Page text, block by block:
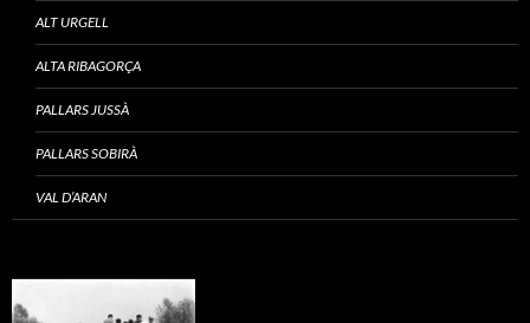
ALT URGELL
ALTA RIBAGORÇA
PALLARS JUSSÀ
PALLARS SOBIRÀ
VAL D’ARAN